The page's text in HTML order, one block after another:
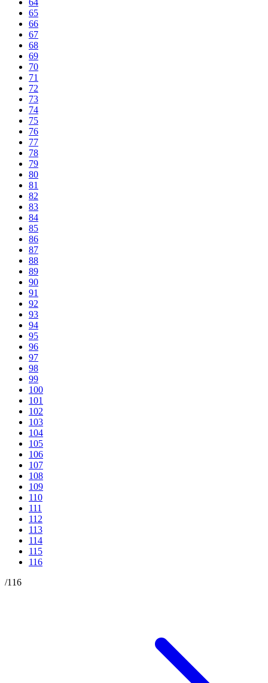
64
65
66
67
68
69
70
71
72
73
74
75
76
77
78
79
80
81
82
83
84
85
86
87
88
89
90
91
92
93
94
95
96
97
98
99
100
101
102
103
104
105
106
107
108
109
110
111
112
113
114
115
116
/116